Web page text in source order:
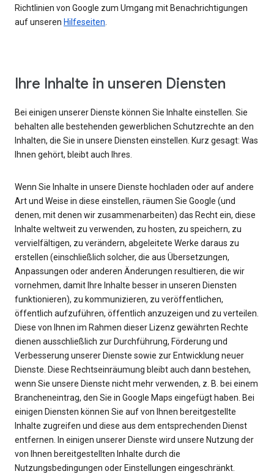
Richtlinien von Google zum Umgang mit Benachrichtigungen
auf unseren Hilfeseiten.
Ihre Inhalte in unseren Diensten
Bei einigen unserer Dienste können Sie Inhalte einstellen. Sie
behalten alle bestehenden gewerblichen Schutzrechte an den
Inhalten, die Sie in unsere Diensten einstellen. Kurz gesagt: Was
Ihnen gehört, bleibt auch Ihres.
Wenn Sie Inhalte in unsere Dienste hochladen oder auf andere
Art und Weise in diese einstellen, räumen Sie Google (und
denen, mit denen wir zusammenarbeiten) das Recht ein, diese
Inhalte weltweit zu verwenden, zu hosten, zu speichern, zu
vervielfältigen, zu verändern, abgeleitete Werke daraus zu
erstellen (einschließlich solcher, die aus Übersetzungen,
Anpassungen oder anderen Änderungen resultieren, die wir
vornehmen, damit Ihre Inhalte besser in unseren Diensten
funktionieren), zu kommunizieren, zu veröffentlichen,
öffentlich aufzuführen, öffentlich anzuzeigen und zu verteilen.
Diese von Ihnen im Rahmen dieser Lizenz gewährten Rechte
dienen ausschließlich zur Durchführung, Förderung und
Verbesserung unserer Dienste sowie zur Entwicklung neuer
Dienste. Diese Rechtseinräumung bleibt auch dann bestehen,
wenn Sie unsere Dienste nicht mehr verwenden, z. B. bei einem
Brancheneintrag, den Sie in Google Maps eingefügt haben. Bei
einigen Diensten können Sie auf von Ihnen bereitgestellte
Inhalte zugreifen und diese aus dem entsprechenden Dienst
entfernen. In einigen unserer Dienste wird unsere Nutzung der
von Ihnen bereitgestellten Inhalte durch die
Nutzungsbedingungen oder Einstellungen eingeschränkt.